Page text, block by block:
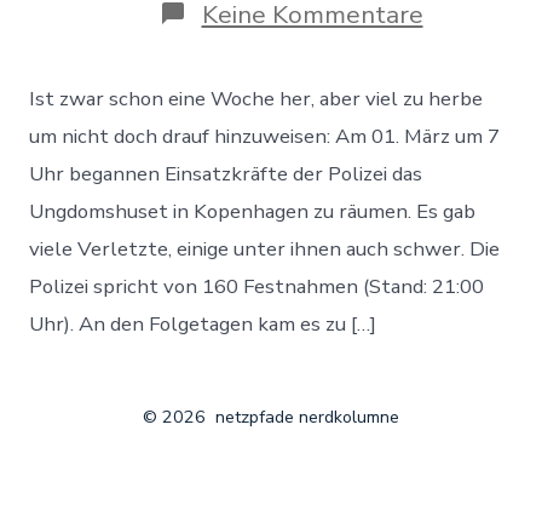
Keine Kommentarezu
in
geräumt
Ist zwar schon eine Woche her, aber viel zu herbe
um nicht doch drauf hinzuweisen: Am 01. März um 7
Uhr begannen Einsatzkräfte der Polizei das
Ungdomshuset in Kopenhagen zu räumen. Es gab
viele Verletzte, einige unter ihnen auch schwer. Die
Polizei spricht von 160 Festnahmen (Stand: 21:00
Uhr). An den Folgetagen kam es zu […]
© 2026 netzpfade nerdkolumne